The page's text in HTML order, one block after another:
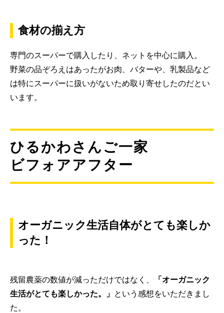
食材の揃え方
専門のスーパーで購入したり、ネットを中心に購入。
野菜の品ぞろえはあったがお肉、バターや、乳製品など
は特にスーパーに扱いがないため取り寄せしたのだとい
います。
ひるかわさんご一家
ビフォアアフター
オーガニック生活自体がとても楽しか
った！
残留農薬の数値が減っただけではなく、
「オーガニック
生活がとても楽しかった。」 という感想をいただきまし
た。